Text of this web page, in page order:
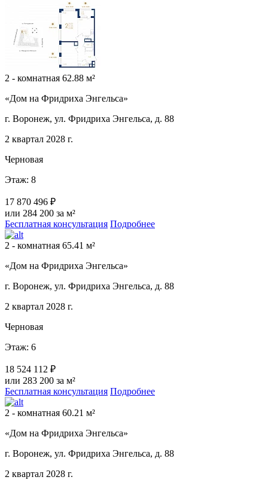
2 - комнатная 62.88 м²
«Дом на Фридриха Энгельса»
г. Воронеж, ул. Фридриха Энгельса, д. 88
2 квартал 2028 г.
Черновая
Этаж: 8
17 870 496 ₽
или 284 200 за м²
Бесплатная консультация Подробнее
2 - комнатная 65.41 м²
«Дом на Фридриха Энгельса»
г. Воронеж, ул. Фридриха Энгельса, д. 88
2 квартал 2028 г.
Черновая
Этаж: 6
18 524 112 ₽
или 283 200 за м²
Бесплатная консультация Подробнее
2 - комнатная 60.21 м²
«Дом на Фридриха Энгельса»
г. Воронеж, ул. Фридриха Энгельса, д. 88
2 квартал 2028 г.